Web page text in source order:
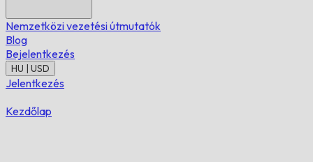
Nemzetközi vezetési útmutatók
Blog
Bejelentkezés
HU | USD
Jelentkezés
Kezdőlap